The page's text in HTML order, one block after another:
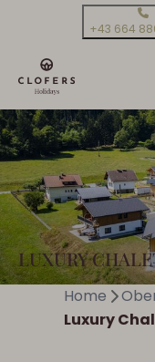
+43 664
LUXURY
Home
Luxury